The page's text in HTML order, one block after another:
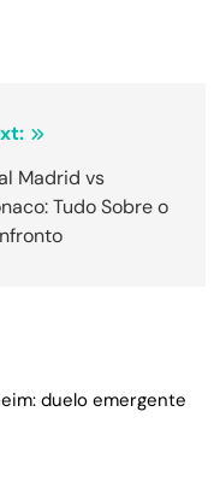
Madrid vs
Tudo Sobre o
duelo emergente